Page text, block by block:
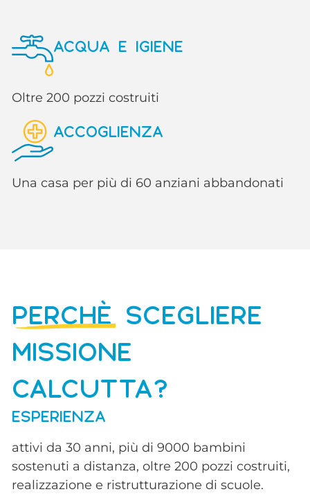
ACQUA E IGIENE
Oltre 200 pozzi costruiti
ACCOGLIENZA
Una casa per più di 60 anziani abbandonati
PERCHÈ SCEGLIERE
MISSIONE
CALCUTTA?
ESPERIENZA
attivi da 30 anni, più di 9000 bambini
sostenuti a distanza, oltre 200 pozzi costruiti,
realizzazione e ristrutturazione di scuole.